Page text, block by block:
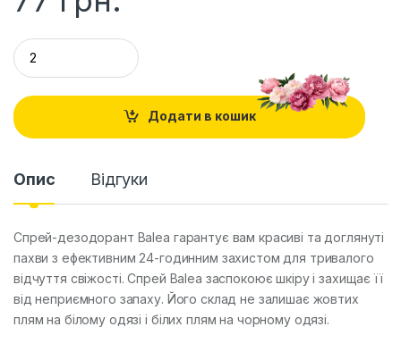
Q
u
a
t
i
Додати в кошик
Опис Відгуки
Спрей-дезодорант Balea гарантує вам красиві та доглянуті
пахви з ефективним 24-годинним захистом для тривалого
відчуття свіжості. Спрей Balea заспокоює шкіру і захищає її
від неприємного запаху. Його склад не залишає жовтих
плям на білому одязі і білих плям на чорному одязі.